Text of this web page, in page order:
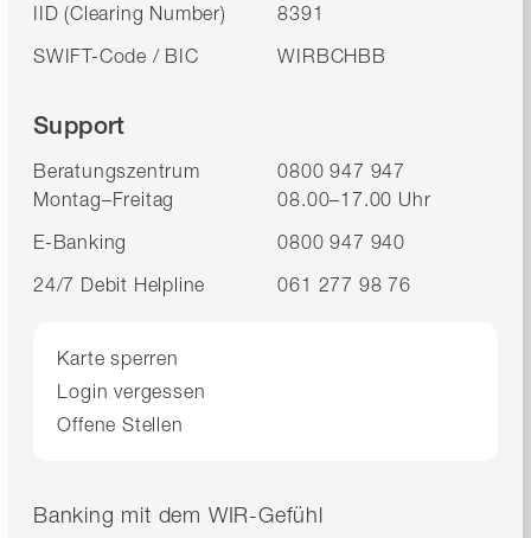
IID (Clearing Number)
8391
SWIFT-Code / BIC
WIRBCHBB
Support
Beratungszentrum
0800 947 947
Montag–Freitag
08.00–17.00 Uhr
E-Banking
0800 947 940
24/7 Debit Helpline
061 277 98 76
Karte sperren
Login vergessen
Offene Stellen
Banking mit dem WIR-Gefühl